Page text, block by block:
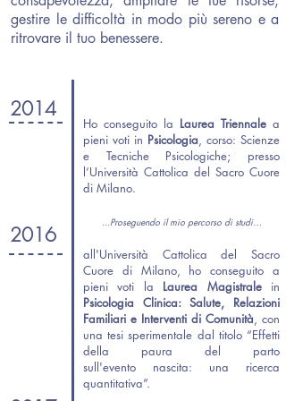
gestire le difficoltà in modo più sereno e a
ritrovare il tuo benessere.
all'Università Cattolica del Sacro
Cuore di Milano, ho conseguito a
pieni voti la Laurea Magistrale in
Psicologia Clinica: Salute, Relazioni
Familiari e Interventi di Comunità, con
una tesi sperimentale dal titolo “Effetti
della paura del parto
sull'evento nascita: una ricerca
quantitativa”.
2014
2016
Ho conseguito la Laurea Triennale a
pieni voti in Psicologia, corso: Scienze
e Tecniche Psicologiche; presso
l’Università Cattolica del Sacro Cuore
di Milano.
...Proseguendo il mio percorso di studi…